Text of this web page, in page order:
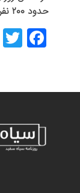
حدود ۲۰۰ نفر در نتیجه‌ی این سیلاب‌ها جان باخته و نزدیک به ۲۰۰ نفر دیگر زخمی شدند.
F
a
e
o
o